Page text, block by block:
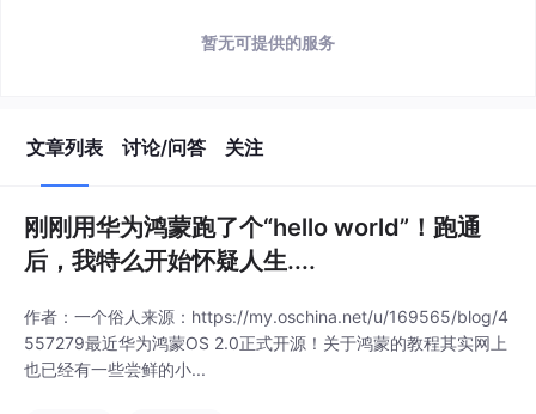
暂无可提供的服务
文章列表 讨论/问答 关注
刚刚用华为鸿蒙跑了个“hello world”！跑通
后，我特么开始怀疑人生....
作者：一个俗人来源：https://my.oschina.net/u/169565/blog/4
557279最近华为鸿蒙OS 2.0正式开源！关于鸿蒙的教程其实网上
也已经有一些尝鲜的小...